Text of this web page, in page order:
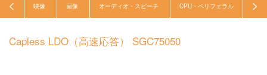
映像 画像 オーディオ・スピーチ CPU・ペリフェラル セ
Capless LDO（高速応答） SGC75050